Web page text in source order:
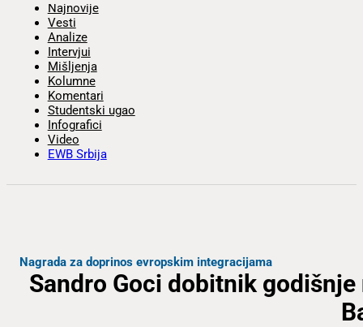
Najnovije
Vesti
Analize
Intervjui
Mišljenja
Kolumne
Komentari
Studentski ugao
Infografici
Video
EWB Srbija
Nagrada za doprinos evropskim integracijama
Sandro Goci dobitnik